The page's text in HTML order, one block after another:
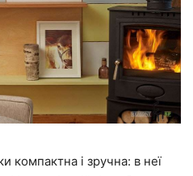
компактна і зручна: в неї